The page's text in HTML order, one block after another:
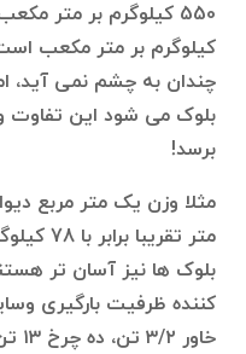
کیلوگرم بر متر مکعب
چندان به چشم نمی آید،
بلوک می شود این تفاوت
برسد!
متر
بلوک ها نیز آسان تر
کننده ظرفیت بارگیری